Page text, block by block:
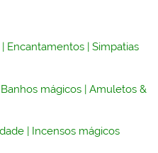
| Encantamentos |Simpatias
Banhos mágicos |Amuletos &
| Incensos mágicos